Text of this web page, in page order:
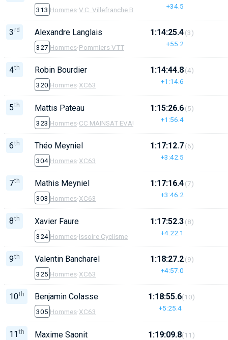
313 Hommes·V.C. Villefranche Beaujolais +34.5
3 rd Alexandre Langlais
327 Hommes·Pommiers VTT
1:14:25.4
+55.2
(3)
4th Robin Bourdier
320 Hommes·XC63
1:14:44.8
+1:14.6
(4)
5th Mattis Pateau
323 Hommes·CC MAINSAT EVAUX
1:15:26.6
+1:56.4
(5)
6th Théo Meyniel
304 Hommes·XC63
1:17:12.7
+3:42.5
(6)
7th Mathis Meyniel
303 Hommes·XC63
1:17:16.4
+3:46.2
(7)
8th Xavier Faure
324 Hommes·Issoire Cyclisme
1:17:52.3
+4:22.1
(8)
9th Valentin Bancharel
325 Hommes·XC63
1:18:27.2
+4:57.0
(9)
10th Benjamin Colasse
305 Hommes·XC63
1:18:55.6
+5:25.4
(10)
11 th Maxime Saonit 1:19:09.8(11)